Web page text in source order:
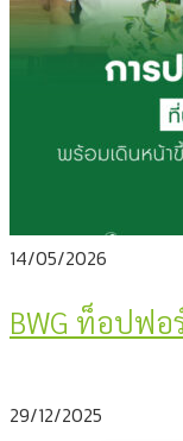
14/05/2026
BWG ท็อปฟอ
29/12/2025